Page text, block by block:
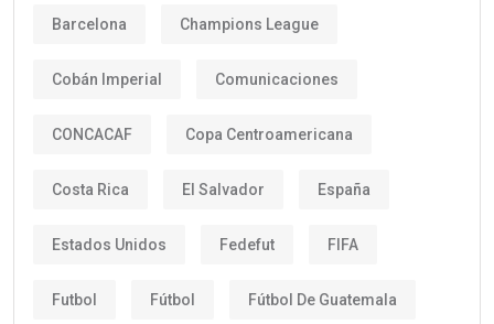
Barcelona Champions League
Cobán Imperial Comunicaciones
CONCACAF Copa Centroamericana
Costa Rica El Salvador España
Estados Unidos Fedefut FIFA
Futbol Fútbol Fútbol De Guatemala